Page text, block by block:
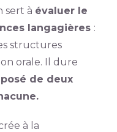
sert à évaluer le
langagières :
structures
orale. Il dure
de deux
à la